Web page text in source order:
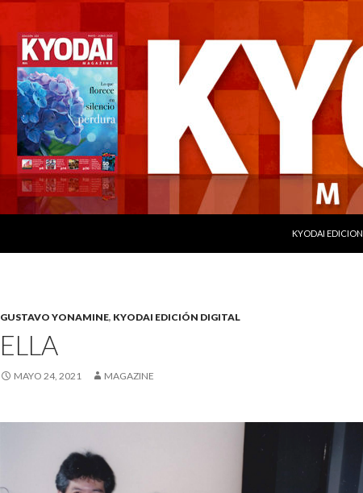
KYODAI EDICION
GUSTAVO YONAMINE, KYODAI EDICIÓN DIGITAL
ELLA
MAYO 24, 2021 MAGAZINE